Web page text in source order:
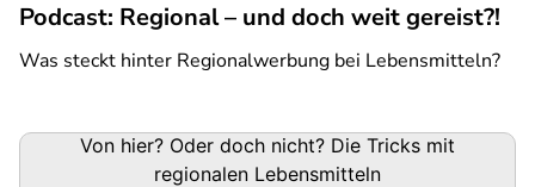
Podcast: Regional – und doch weit gereist?!
Was steckt hinter Regionalwerbung bei Lebensmitteln?
Podigee-Von hier? Oder doch nicht? Die Tricks mit
regionalen Lebensmitteln